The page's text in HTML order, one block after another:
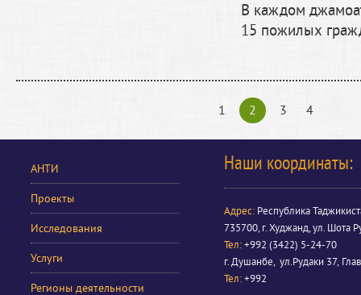
В каждом
15 пожилых
1 2 3 4
АНТИ
Проекты
Исследования
Услуги
Регионы деятельности
Наши координаты:
Адрес: Республика
735700, г. Худжанд, ул. Шота
Тел:+992 (3422) 5-24-70
г. Душанбе, ул.Рудаки 37,
Тел:+992